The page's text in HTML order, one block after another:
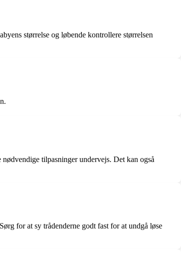
størrelse og løbende kontrollere størrelsen
tilpasninger undervejs. Det kan også
for at sy trådenderne godt fast for at undgå løse